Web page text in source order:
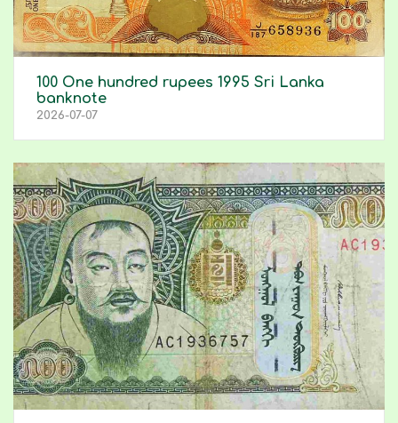
100 One hundred rupees 1995 Sri Lanka
banknote
2026-07-07